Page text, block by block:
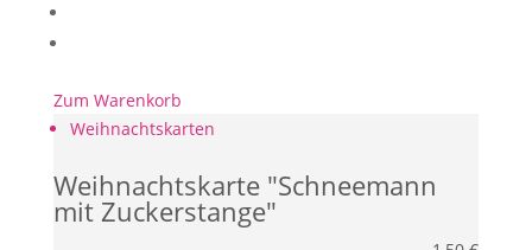
Zum Warenkorb
Weihnachtskarten
Weihnachtskarte "Schneemann
mit Zuckerstange"